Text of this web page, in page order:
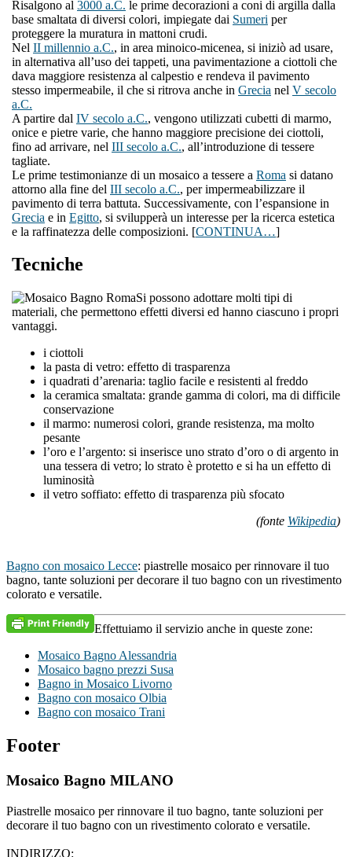
Risalgono al 3000 a.C. le prime decorazioni a coni di argilla dalla
base smaltata di diversi colori, impiegate dai Sumeri per
proteggere la muratura in mattoni crudi.
Nel II millennio a.C., in area minoico-micenea, si iniziò ad usare,
in alternativa all’uso dei tappeti, una pavimentazione a ciottoli che
dava maggiore resistenza al calpestio e rendeva il pavimento
stesso impermeabile, il che si ritrova anche in Grecia nel V secolo
a.C.
A partire dal IV secolo a.C., vengono utilizzati cubetti di marmo,
onice e pietre varie, che hanno maggiore precisione dei ciottoli,
fino ad arrivare, nel III secolo a.C., all’introduzione di tessere
tagliate.
Le prime testimonianze di un mosaico a tessere a Roma si datano
attorno alla fine del III secolo a.C., per impermeabilizzare il
pavimento di terra battuta. Successivamente, con l’espansione in
Grecia e in Egitto, si svilupperà un interesse per la ricerca estetica
e la raffinatezza delle composizioni. [CONTINUA…]
Tecniche
Si possono adottare molti tipi di
materiali, che permettono effetti diversi ed hanno ciascuno i propri
vantaggi.
i ciottoli
la pasta di vetro: effetto di trasparenza
i quadrati d’arenaria: taglio facile e resistenti al freddo
la ceramica smaltata: grande gamma di colori, ma di difficile
conservazione
il marmo: numerosi colori, grande resistenza, ma molto
pesante
l’oro e l’argento: si inserisce uno strato d’oro o di argento in
una tessera di vetro; lo strato è protetto e si ha un effetto di
luminosità
il vetro soffiato: effetto di trasparenza più sfocato
(fonte Wikipedia)
Bagno con mosaico Lecce: piastrelle mosaico per rinnovare il tuo
bagno, tante soluzioni per decorare il tuo bagno con un rivestimento
colorato e versatile.
Effettuiamo il servizio anche in queste zone:
Mosaico Bagno Alessandria
Mosaico bagno prezzi Susa
Bagno in Mosaico Livorno
Bagno con mosaico Olbia
Bagno con mosaico Trani
Footer
Mosaico Bagno MILANO
Piastrelle mosaico per rinnovare il tuo bagno, tante soluzioni per
decorare il tuo bagno con un rivestimento colorato e versatile.
INDIRIZZO: